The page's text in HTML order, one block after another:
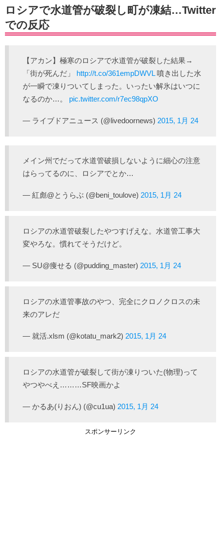
ロシアで水道管が破裂し町が凍結…Twitter
での反応
【アカン】極寒のロシアで水道管が破裂した結果→
「街が死んだ」 http://t.co/361empDWVL噴き出した水
が一瞬で凍りついてしまった。いったい解氷はいつに
なるのか…。 pic.twitter.com/r7ec98qpXO
— ライブドアニュース (@livedoornews) 2015, 1月 24
メイン州でだって水道管破損しないように細心の注意
はらってるのに、ロシアでとか…
— 紅彪@とうらぶ (@beni_toulove) 2015, 1月 24
ロシアの水道管破裂したやつすげえな。水道管工事大
変やろな。慣れてそうだけど。
— SU@痩せる (@pudding_master) 2015, 1月 24
ロシアの水道管事故のやつ、完全にクロノクロスの未
来のアレだ
— 就活.xlsm (@kotatu_mark2) 2015, 1月 24
ロシアの水道管が破裂して街が凍りついた(物理)って
やつやべえ………SF映画かよ
— かるあ(りおん) (@cu1ua) 2015, 1月 24
スポンサーリンク